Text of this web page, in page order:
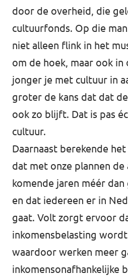
door de overheid, die
cultuurfonds. Op die
niet alleen flink in het
om de hoek, maar ook in
jonger je met cultuur in
groter de kans dat dat
ook zo blijft. Dat is pas
cultuur.
Daarnaast berekende
dat met onze plannen de
komende jaren méér
en dat iedereen er in
gaat. Volt zorgt ervoor
inkomensbelasting
waardoor werken meer
inkomensonafhankelijke